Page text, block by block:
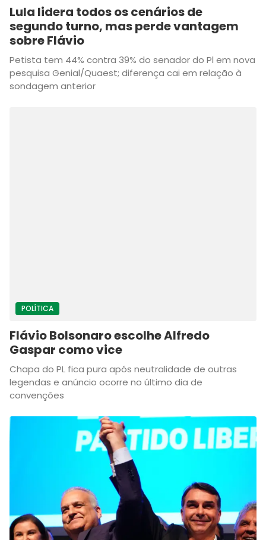
Lula lidera todos os cenários de
segundo turno, mas perde vantagem
sobre Flávio
Petista tem 44% contra 39% do senador do Pl em nova
pesquisa Genial/Quaest; diferença cai em relação à
sondagem anterior
POLÍTICA
Flávio Bolsonaro escolhe Alfredo
Gaspar como vice
Chapa do PL fica pura após neutralidade de outras
legendas e anúncio ocorre no último dia de
convenções